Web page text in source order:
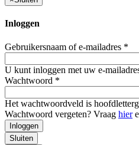
Inloggen
Gebruikersnaam of e-mailadres *
U kunt inloggen met uw e-
Wachtwoord *
Het wachtwoordveld is
Wachtwoord vergeten? Vraag hier
Inloggen
Sluiten